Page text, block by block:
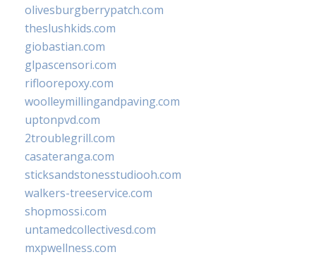
olivesburgberrypatch.com
theslushkids.com
giobastian.com
glpascensori.com
rifloorepoxy.com
woolleymillingandpaving.com
uptonpvd.com
2troublegrill.com
casateranga.com
sticksandstonesstudiooh.com
walkers-treeservice.com
shopmossi.com
untamedcollectivesd.com
mxpwellness.com